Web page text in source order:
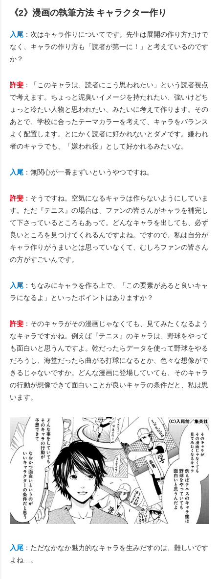
《2》漫画の執筆方法 キャラクター作り
入尾 ：次はキャラ作りについてです。先生は展開の作り方だけで
なく、キャラの作り方も「読者が第一に！」と考えているのです
か？
許斐 ：「このキャラは、読者にこう思われたい」という読者視点
で考えます。ちょっと泥臭いイメージを持たれたい、強いけどち
ょっと冷たい人物と思われたい、みたいに考えて作ります。その
あとで、学校に合ったテーマカラーを考えて、キャラをバランス
よく配置します。とにかく読者に好かれないとダメです。嫌われ
者のキャラでも、「嫌われ役」として好かれるみたいな。
入尾 ：無関心が一番まずいというやつですね。
許斐 ：そうですね。空気になるキャラは作らないようにしていま
す。ただ『テニス』の場合は、ファンの皆さんがキャラを補完し
て下さっているところもあって。どんなキャラを出しても、必ず
良いところを見つけてくれるんですよね。ですので、私は自分が
キャラ作りがうまいとは思っていなくて、むしろファンの皆さん
の方がすごいんです。
入尾 ：ちなみにキャラを作る上で、「この要素があると良いキャ
ラになるよ」といったポイントはありますか？
許斐 ：そのキャラがその漫画じゃなくても、見てみたくなるよう
なキャラですかね。例えば『テニス』のキャラは、野球をやって
も面白いと思うんですよ。乾だったらデータを使って野球をやる
だろうし、海堂だったら曲がる打球になるとか、色々な想像がで
きるじゃないですか。どんな漫画に登場していても、そのキャラ
の行動が想像できて面白いことが良いキャラの条件だと、私は思
います。
入尾 ：ただなかなか魅力的なキャラを生みだすのは、難しいです
よね…。